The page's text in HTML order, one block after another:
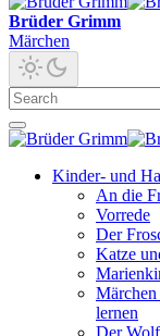
Brüder Grimm
Märchen
Kinder- und
An die
Vorrede
Der
Katze
Märchen
lernen
Der